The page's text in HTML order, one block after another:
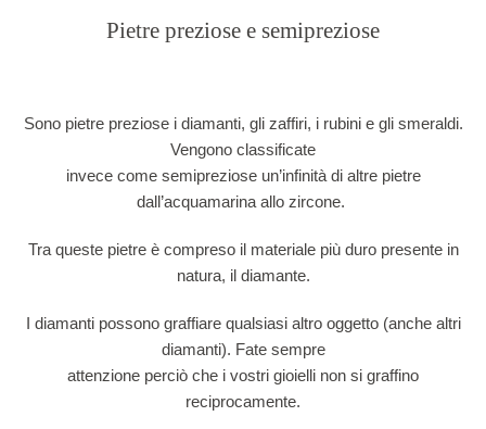
Pietre preziose e semipreziose
Sono pietre preziose i diamanti, gli zaffiri, i rubini e gli smeraldi.
Vengono classificate
invece come semipreziose un’infinità di altre pietre
dall’acquamarina allo zircone.
Tra queste pietre è compreso il materiale più duro presente in
natura, il diamante.
I diamanti possono graffiare qualsiasi altro oggetto (anche altri
diamanti). Fate sempre
attenzione perciò che i vostri gioielli non si graffino
reciprocamente.